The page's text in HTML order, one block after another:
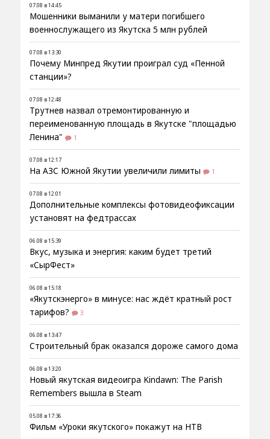
07.08 в 14:45
Мошенники выманили у матери погибшего
военнослужащего из Якутска 5 млн рублей
07.08 в 13:30
Почему Минпред Якутии проиграл суд «Пенной
станции»?
07.08 в 12:48
Трутнев назвал отремонтированную и
переименованную площадь в Якутске "площадью
Ленина"
1
07.08 в 12:17
На АЗС Южной Якутии увеличили лимиты 1
07.08 в 12:01
Дополнительные комплексы фотовидеофиксации
установят на федтрассах
06.08 в 15:39
Вкус, музыка и энергия: каким будет третий
«СырФест»
06.08 в 15:18
«Якутскэнерго» в минусе: нас ждёт кратный рост
тарифов?
3
06.08 в 13:47
Строительный брак оказался дороже самого дома
06.08 в 13:20
Новый якутская видеоигра Kindawn: The Parish
Remembers вышла в Steam
05.08 в 17:36
Фильм «Уроки якутского» покажут на НТВ